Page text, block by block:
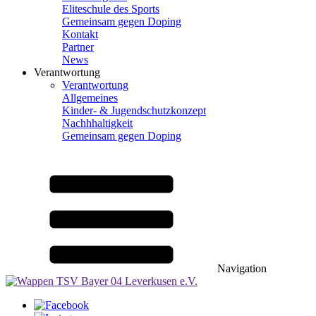
Eliteschule des Sports
Gemeinsam gegen Doping
Kontakt
Partner
News
Verantwortung
Verantwortung
Allgemeines
Kinder- & Jugendschutzkonzept
Nachhhaltigkeit
Gemeinsam gegen Doping
Navigation